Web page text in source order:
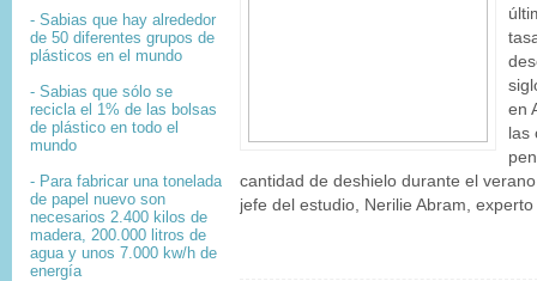
- Sabias que hay alrededor
de 50 diferentes grupos de
plásticos en el mundo
- Sabias que sólo se
recicla el 1% de las bolsas
de plástico en todo el
mundo
- Para fabricar una tonelada
de papel nuevo son
necesarios 2.400 kilos de
madera, 200.000 litros de
agua y unos 7.000 kw/h de
energía
en
las
cantidad de deshielo durante el
jefe del estudio, Nerilie Abram,